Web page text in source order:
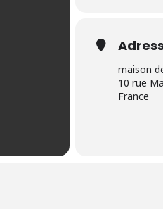
maison
10 rue
France